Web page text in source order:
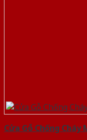
Cửa Gỗ Chống Cháy